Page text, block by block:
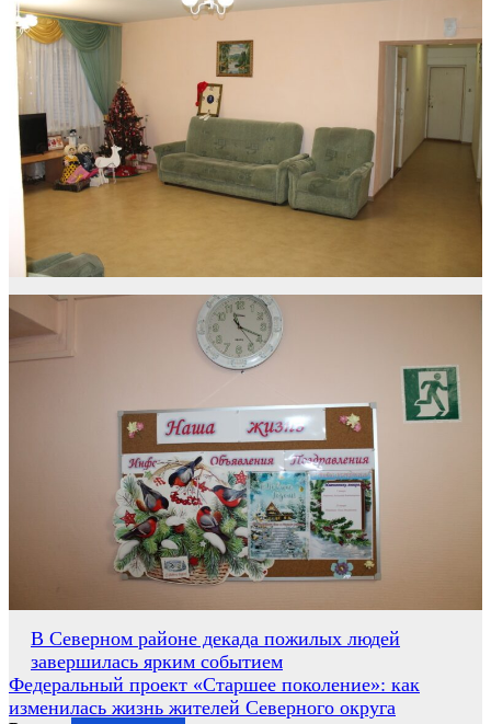
Навигация
по
записям
В Северном районе декада пожилых людей
завершилась ярким событием
Федеральный проект «Старшее поколение»: как
изменилась жизнь жителей Северного округа